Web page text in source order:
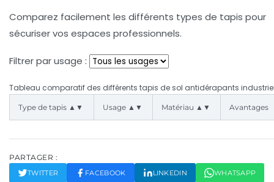
Comparez facilement les différents types de tapis pour
sécuriser vos espaces professionnels.
Filtrer par usage :
Tableau comparatif des différents tapis de sol antidérapants
Type de tapis ▲▼ Usage ▲▼ Matériau ▲▼ Avantages
PARTAGER :
TWITTER FACEBOOK LINKEDIN WHATSAPP